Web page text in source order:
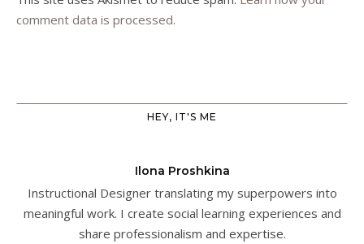
comment data is processed.
HEY, IT'S ME
Ilona Proshkina
Instructional Designer translating my superpowers into
meaningful work. I create social learning experiences and
share professionalism and expertise.